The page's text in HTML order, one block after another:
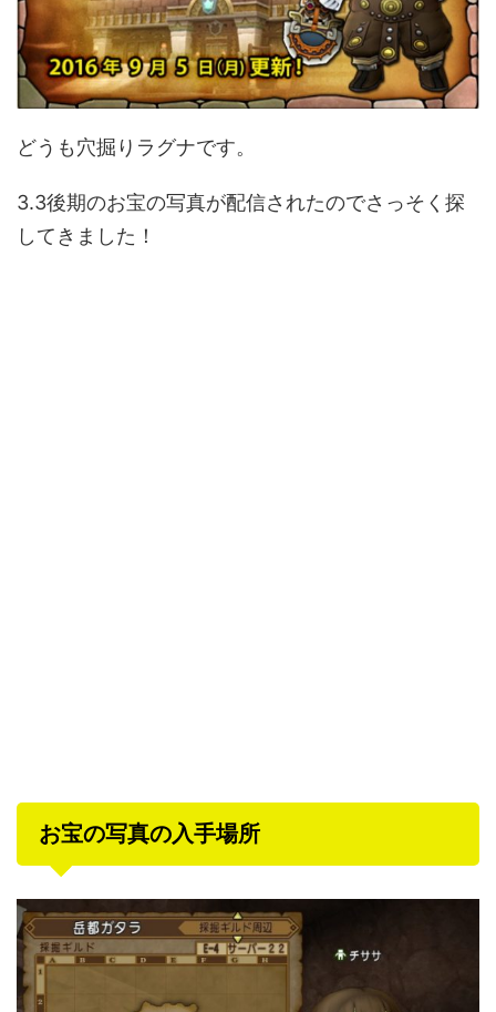
どうも穴掘りラグナです。
3.3後期のお宝の写真が配信されたのでさっそく探
してきました！
お宝の写真の入手場所